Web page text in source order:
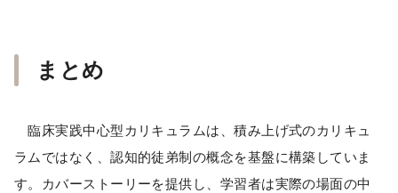
まとめ
臨床実践中心型カリキュラムは、積み上げ式のカリキュ
ラムではなく、認知的徒弟制の概念を基盤に構築していま
す。カバーストーリーを提供し、学習者は実際の場面の中